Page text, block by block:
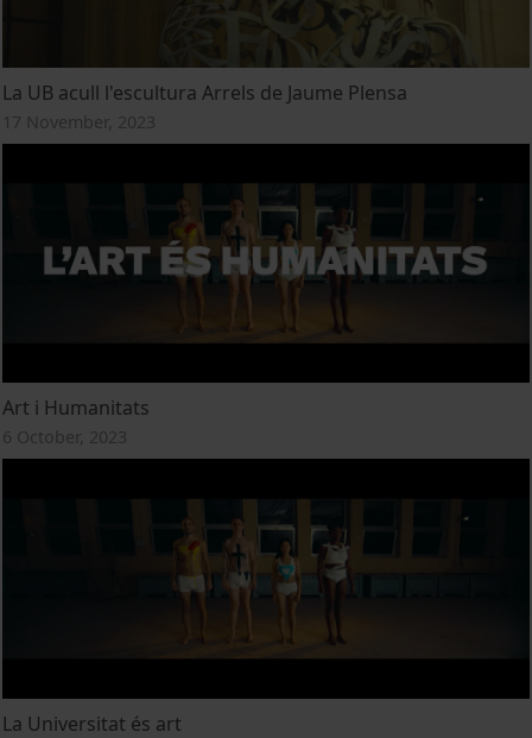
La UB acull l'escultura Arrels de Jaume Plensa
17 November, 2023
Art i Humanitats
6 October, 2023
La Universitat és art